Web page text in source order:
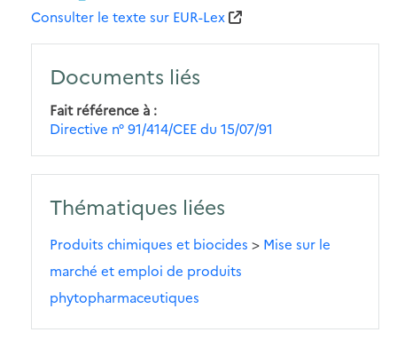
Consulter le texte sur EUR-Lex
Documents liés
Fait référence à
Directive n° 91/414/CEE du 15/07/91
Thématiques liées
Produits chimiques et biocides > Mise sur le
marché et emploi de produits
phytopharmaceutiques